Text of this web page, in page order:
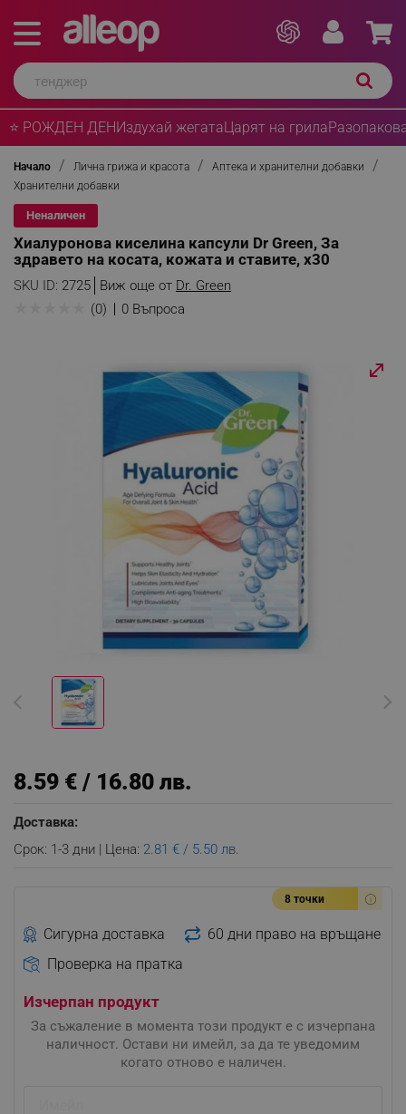
⭐ РОЖДЕН ДЕНИздухай жегатаЦарят на грила
Начало Лична грижа и красота
Аптека и хранителни добавки
Хранителни добавки
Неналичен
Хиалуронова киселина капсули Dr Green, За
здравето на косата, кожата и ставите, х30
SKU ID: 2725 Виж още от Dr. Green
(0) 0 Въпроса
8.59 € / 16.80 лв.
Доставка:
Срок: 1-3 дни | Цена: 2.81 € / 5.50 лв.
8 точки
Сигурна доставка
60 дни право на връщане
Проверка на пратка
Изчерпан продукт
За съжаление в момента този продукт е с изчерпана
наличност. Остави ни имейл, за да те уведомим
когато отново е наличен.